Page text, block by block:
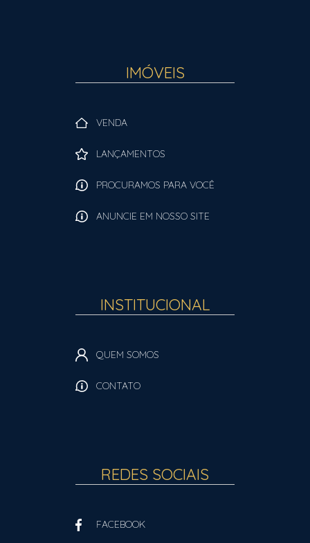
IMÓVEIS
VENDA
LANÇAMENTOS
PROCURAMOS PARA VOCÊ
ANUNCIE EM NOSSO SITE
INSTITUCIONAL
QUEM SOMOS
CONTATO
REDES SOCIAIS
FACEBOOK